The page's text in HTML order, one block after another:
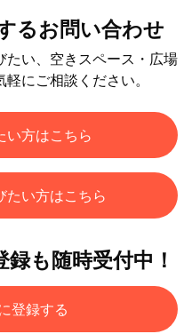
るお問い合わせ
たい、空きスペース・広場
にご相談ください。
い方はこちら
たい方はこちら
も随時受付中！
登録する